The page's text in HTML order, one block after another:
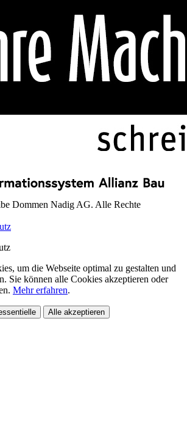
Dommen Nadig AG. Alle Rechte
um die Webseite optimal zu gestalten und
Sie können alle Cookies akzeptieren oder
Mehr erfahren.
Alle akzeptieren